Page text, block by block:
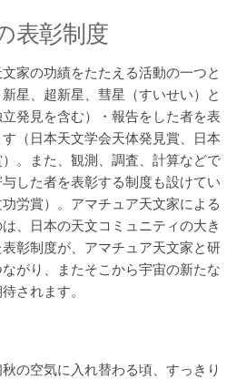
表彰制度
家の功績をたたえる活動の一つと
星、超新星、彗星（すいせい）と
発見を含む）・報告をした者を表
（日本天文学会天体発見賞、日本
。また、観測、調査、計算などで
した者を表彰する制度も設けてい
労賞）。アマチュア天文家による
、日本の天文コミュニティの大き
彰制度が、アマチュア天文家と研
がり、またそこから宇宙の新たな
されます。
の空気に入れ替わる頃、すっきり